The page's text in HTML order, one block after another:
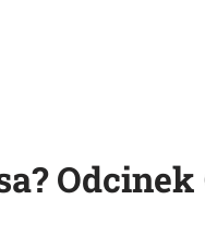
Odcinek